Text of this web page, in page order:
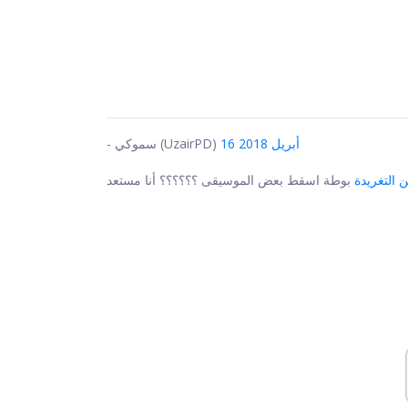
- سموكي (UzairPD) 16 أبريل 2018
التغريدة بوطة اسقط بعض الموسيقى ؟؟؟؟؟؟ أنا مستعد